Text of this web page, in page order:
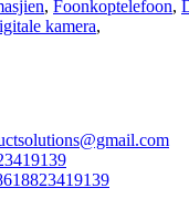
, Foonkoptelefoon,
kamera,